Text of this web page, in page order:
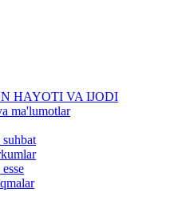
HAYOTI VA IJODI
ma'lumotlar
suhbat